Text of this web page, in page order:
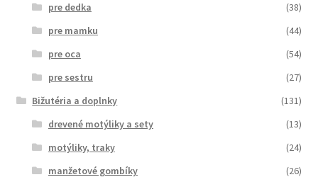
pre dedka
(38)
pre mamku
(44)
pre oca
(54)
pre sestru
(27)
Bižutéria a doplnky
(131)
drevené motýliky a sety
(13)
motýliky, traky
(24)
manžetové gombíky
(26)